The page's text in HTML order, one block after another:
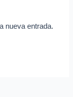
nueva entrada.